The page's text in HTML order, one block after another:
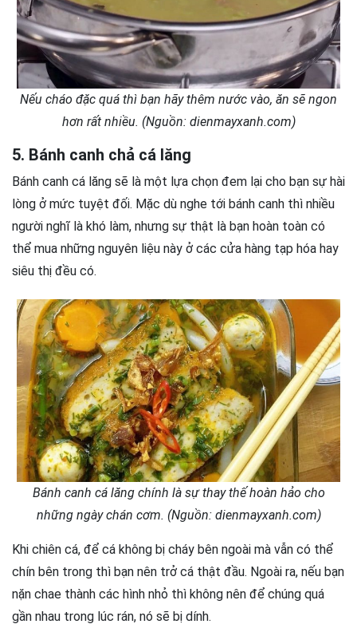
Nếu cháo đặc quá thì bạn hãy thêm nước vào, ăn sẽ ngon
hơn rất nhiều. (Nguồn: dienmayxanh.com)
5. Bánh canh chả cá lăng
Bánh canh cá lăng sẽ là một lựa chọn đem lại cho bạn sự hài
lòng ở mức tuyệt đối. Mặc dù nghe tới bánh canh thì nhiều
người nghĩ là khó làm, nhưng sự thật là bạn hoàn toàn có
thể mua những nguyên liệu này ở các cửa hàng tạp hóa hay
siêu thị đều có.
Bánh canh cá lăng chính là sự thay thế hoàn hảo cho
những ngày chán cơm. (Nguồn: dienmayxanh.com)
Khi chiên cá, để cá không bị cháy bên ngoài mà vẫn có thể
chín bên trong thì bạn nên trở cá thật đầu. Ngoài ra, nếu bạn
nặn chae thành các hình nhỏ thì không nên để chúng quá
gần nhau trong lúc rán, nó sẽ bị dính.